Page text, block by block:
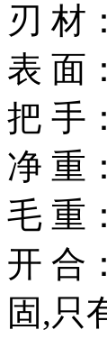
刃 材
表 面
把 手
净 重
毛 重
开 合
固,只